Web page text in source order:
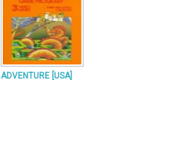
ADVENTURE [USA]